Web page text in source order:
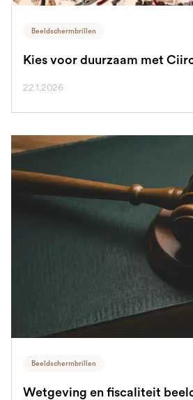
Beeldschermbrillen
Kies voor duurzaam met
22.1.2026
Beeldschermbrillen
Wetgeving en fiscaliteit